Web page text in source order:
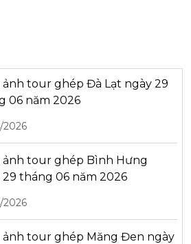
ảnh tour ghép Đà Lạt ngày 29
06 năm 2026
2026
ảnh tour ghép Bình Hưng
29 tháng 06 năm 2026
2026
ảnh tour ghép Măng Đen ngày